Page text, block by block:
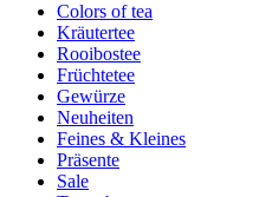
Colors of tea
Kräutertee
Rooibostee
Früchtetee
Gewürze
Neuheiten
Feines & Kleines
Präsente
Sale